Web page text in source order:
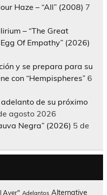
Haze – “All” (2008) 7
– “The Great
Of Empathy” (2026)
y se prepara para su
con “Hempispheres” 6
de su próximo
agosto 2026
Negra” (2026) 5 de
Ayer" Adelantos Alternative